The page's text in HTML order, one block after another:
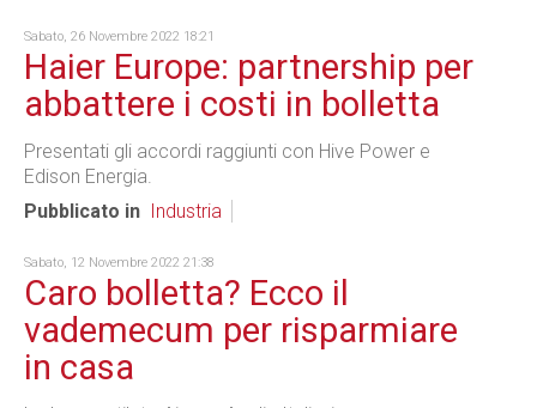
Sabato, 26 Novembre 2022 18:21
Haier Europe: partnership per
abbattere i costi in bolletta
Presentati gli accordi raggiunti con Hive Power e
Edison Energia.
Pubblicato in
Industria
Sabato, 12 Novembre 2022 21:38
Caro bolletta? Ecco il
vademecum per risparmiare
in casa